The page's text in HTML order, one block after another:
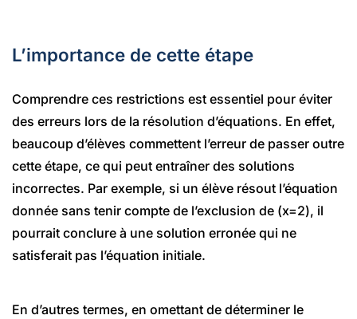
L’importance de cette étape
Comprendre ces restrictions est essentiel pour éviter
des erreurs lors de la résolution d’équations. En effet,
beaucoup d’élèves commettent l’erreur de passer outre
cette étape, ce qui peut entraîner des solutions
incorrectes. Par exemple, si un élève résout l’équation
donnée sans tenir compte de l’exclusion de (x=2), il
pourrait conclure à une solution erronée qui ne
satisferait pas l’équation initiale.
En d’autres termes, en omettant de déterminer le